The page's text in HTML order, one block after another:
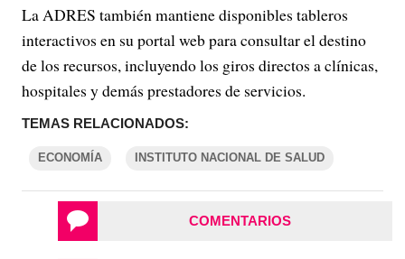
La ADRES también mantiene disponibles tableros
interactivos en su portal web para consultar el destino
de los recursos, incluyendo los giros directos a clínicas,
hospitales y demás prestadores de servicios.
TEMAS RELACIONADOS:
ECONOMÍA INSTITUTO NACIONAL DE SALUD
COMENTARIOS